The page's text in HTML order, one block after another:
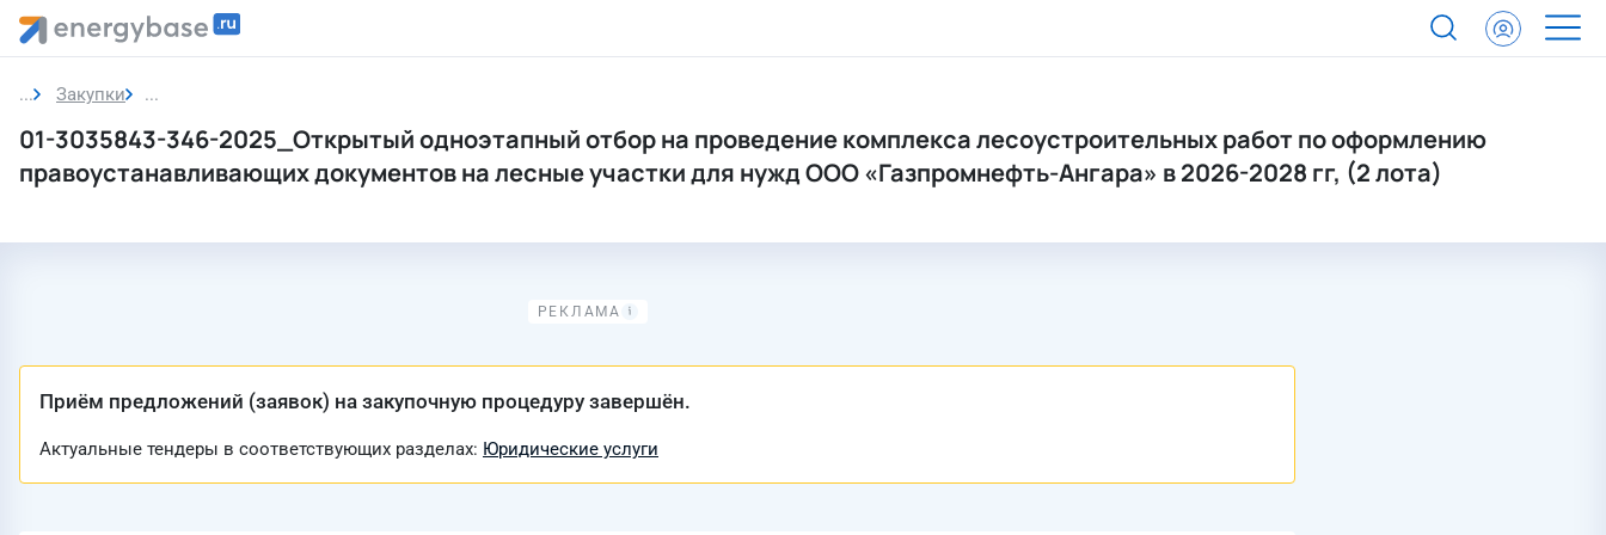
Закупки Закупка
01-3035843-346-2025_Открытый одноэтапный отбор на проведение комплекса лесоустроительных работ по оформлению
правоустанавливающих документов на лесные участки для нужд ООО «Газпромнефть-Ангара» в 2026-2028 гг, (2 лота)
Приём предложений (заявок) на закупочную процедуру завершён.
Актуальные тендеры в соответствующих разделах: Юридические услуги